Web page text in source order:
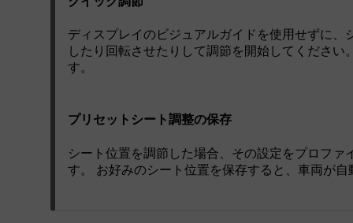
ディスプレイのビジュアルガイドを使用せずに
したり回転させたりして調節を開始してくださ
す。
プリセットシート調整の保存
シート位置を調節した場合、その設定をプロフ
す。 お好みのシート位置を保存すると、車両が